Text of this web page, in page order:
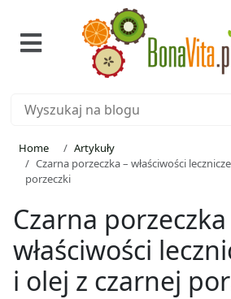
Home
Artykuły
Czarna porzeczka – właściwości
porzeczki
Czarna porzeczka
właściwości
i olej z czarnej